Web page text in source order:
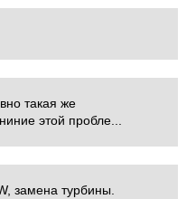
такая же
этой пробле...
замена турбины.